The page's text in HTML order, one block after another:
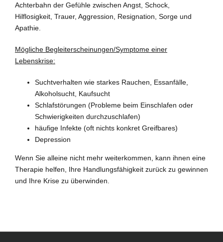
Achterbahn der Gefühle zwischen Angst, Schock,
Hilflosigkeit, Trauer, Aggression, Resignation, Sorge und
Apathie.
Mögliche Begleiterscheinungen/Symptome einer
Lebenskrise:
Suchtverhalten wie starkes Rauchen, Essanfälle,
Alkoholsucht, Kaufsucht
Schlafstörungen (Probleme beim Einschlafen oder
Schwierigkeiten durchzuschlafen)
häufige Infekte (oft nichts konkret Greifbares)
Depression
Wenn Sie alleine nicht mehr weiterkommen, kann ihnen eine
Therapie helfen, Ihre Handlungsfähigkeit zurück zu gewinnen
und Ihre Krise zu überwinden.